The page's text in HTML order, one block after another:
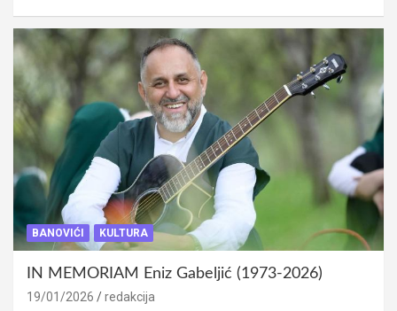
BANOVIĆI KULTURA
IN MEMORIAM Eniz Gabeljić (1973-2026)
19/01/2026 redakcija